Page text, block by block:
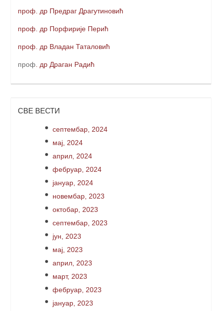
проф. др Предраг Драгутиновић
проф. др Порфирије Перић
проф. др Владан Таталовић
проф . др Драган Радић
СВЕ ВЕСТИ
септембар, 2024
мај, 2024
април, 2024
фебруар, 2024
јануар, 2024
новембар, 2023
октобар, 2023
септембар, 2023
јун, 2023
мај, 2023
април, 2023
март, 2023
фебруар, 2023
јануар, 2023